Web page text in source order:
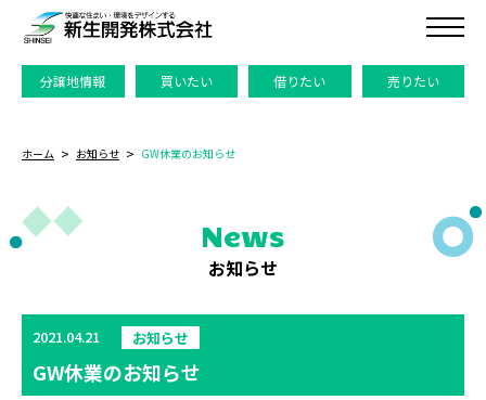
分譲地情報 買いたい 借りたい 売りたい
ホーム お知らせ GW休業のお知らせ
News
お知らせ
2021.04.21 お知らせ
GW休業のお知らせ